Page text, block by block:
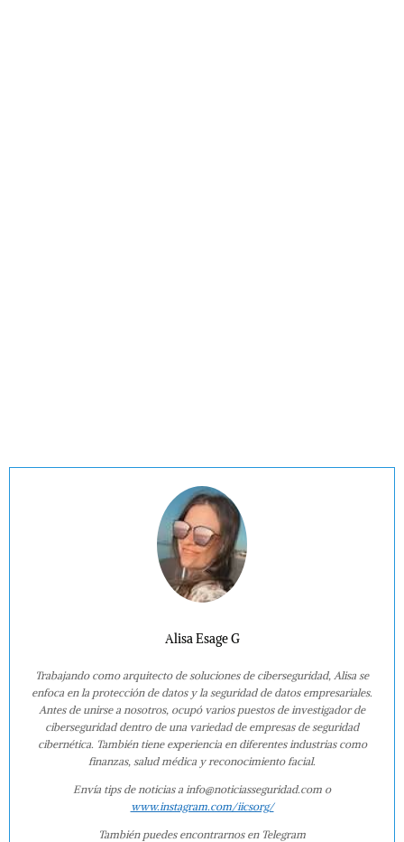
Alisa Esage G
Trabajando como arquitecto de soluciones de ciberseguridad, Alisa se
enfoca en la protección de datos y la seguridad de datos empresariales.
Antes de unirse a nosotros, ocupó varios puestos de investigador de
ciberseguridad dentro de una variedad de empresas de seguridad
cibernética. También tiene experiencia en diferentes industrias como
finanzas, salud médica y reconocimiento facial.
Envía tips de noticias a info@noticiasseguridad.com o
www.instagram.com/iicsorg/
También puedes encontrarnos en Telegram